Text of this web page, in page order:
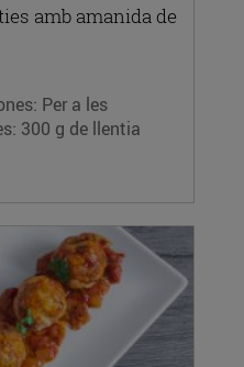
amb amanida de
Per a les
300 g de llentia